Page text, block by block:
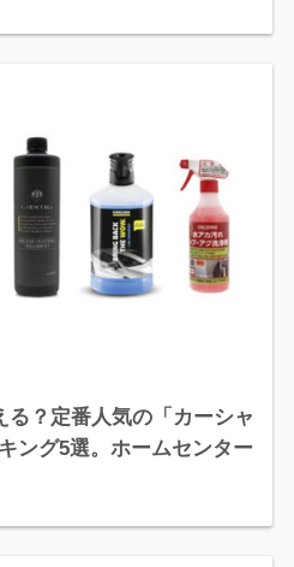
る？定番人気の「カーシャ
ング5選。ホームセンター